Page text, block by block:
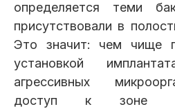
определяется теми
присутствовали в
Это значит: чем чище
установкой
агрессивных
доступ к зоне